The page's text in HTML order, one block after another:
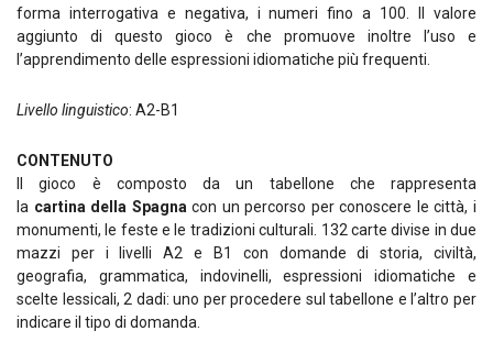
forma interrogativa e negativa, i numeri fino a 100. Il valore
aggiunto di questo gioco è che promuove inoltre l’uso e
l’apprendimento delle espressioni idiomatiche più frequenti.
Livello linguistico: A2-B1
CONTENUTO
Il gioco è composto da un tabellone che rappresenta
la cartina della Spagna con un percorso per conoscere le città, i
monumenti, le feste e le tradizioni culturali. 132 carte divise in due
mazzi per i livelli A2 e B1 con domande di storia, civiltà,
geografia, grammatica, indovinelli, espressioni idiomatiche e
scelte lessicali, 2 dadi: uno per procedere sul tabellone e l’altro per
indicare il tipo di domanda.